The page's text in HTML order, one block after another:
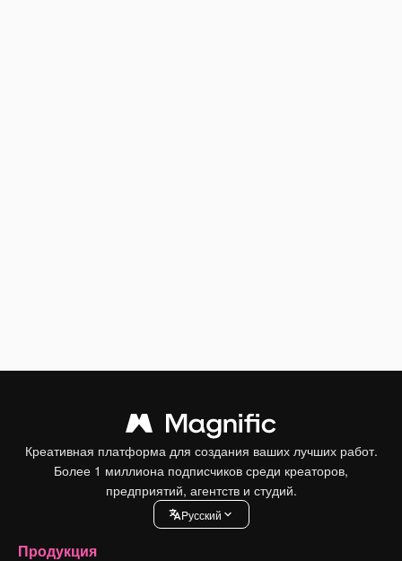
Креативная платформа для создания ваших лучших работ.
Более 1 миллиона подписчиков среди креаторов,
предприятий, агентств и студий.
Pусский
Продукция